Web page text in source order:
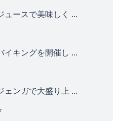
ュースで美味しく ...
イキングを開催し ...
ェンガで大盛り上 ...